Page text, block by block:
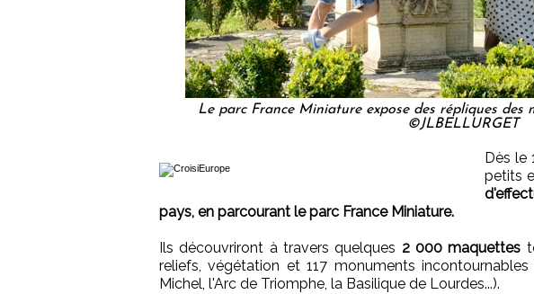
Le parc France Miniature expose des répliques des
©JLBELLURGET
Dès le
petits
pays, en parcourant le parc France Miniature.
Ils découvriront à travers quelques 2 000 maquettes
reliefs, végétation et 117 monuments
Michel, l'Arc de Triomphe, la Basilique de Lourdes...).